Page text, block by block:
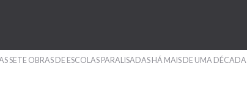
SETE OBRAS DE ESCOLAS PARALISADAS HÁ MAIS DE UMA DÉCADA